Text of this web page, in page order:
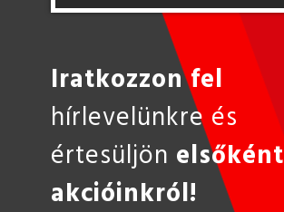
Iratkozzon fel
hírlevelünkre és
értesüljön elsőként
akcióinkról!